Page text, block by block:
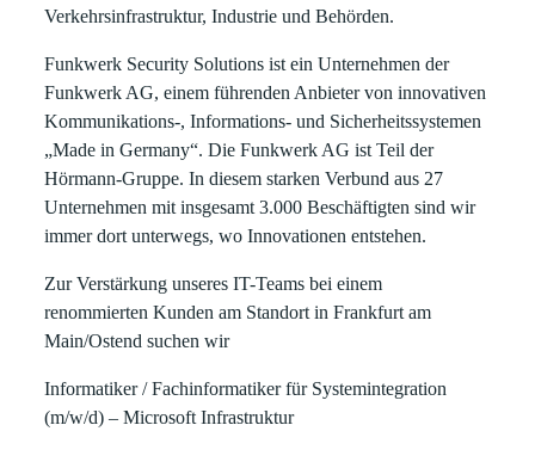
Verkehrsinfrastruktur, Industrie und Behörden.
Funkwerk Security Solutions ist ein Unternehmen der
Funkwerk AG, einem führenden Anbieter von innovativen
Kommunikations-, Informations- und Sicherheitssystemen
„Made in Germany“. Die Funkwerk AG ist Teil der
Hörmann-Gruppe. In diesem starken Verbund aus 27
Unternehmen mit insgesamt 3.000 Beschäftigten sind wir
immer dort unterwegs, wo Innovationen entstehen.
Zur Verstärkung unseres IT-Teams bei einem
renommierten Kunden am Standort in Frankfurt am
Main/Ostend suchen wir
Informatiker / Fachinformatiker für Systemintegration
(m/w/d) – Microsoft Infrastruktur